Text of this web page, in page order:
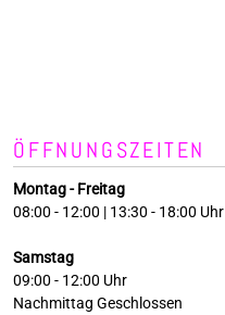
ÖFFNUNGSZEITEN
Montag - Freitag
08:00 - 12:00 | 13:30 - 18:00 Uhr
Samstag
09:00 - 12:00 Uhr
Nachmittag Geschlossen